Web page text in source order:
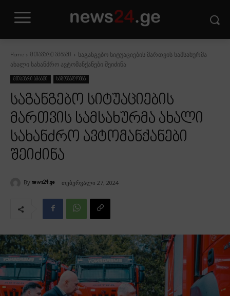
Home მთავარი ამბავი
საგანგებო სიტუაციების მართვის სამსახურმა
ახალი სახანძრო ავტომანქანები შეიძინა
მთავარი ამბავი საზოგადოება
საგანგებო სიტუაციების
მართვის სამსახურმა ახალი
სახანძრო ავტომანქანები
შეიძინა
By news24.ge თებერვალი 27, 2024